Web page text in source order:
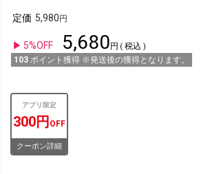
定価 5,980
5%OFF 5,680
税込
103 ポイント獲得 ※発送後の獲得となります。
アプリ限定
300円 OFF
クーポン詳細